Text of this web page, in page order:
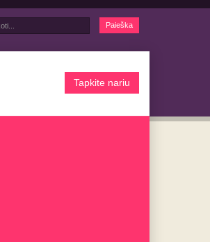
Paieška
Tapkite nariu